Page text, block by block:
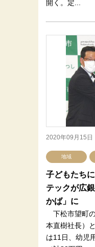
開く。定...
2020年09月15日
地域
子どもたち
テックが広
かば」に
下松市望町
本直樹社長）
は11日、幼児